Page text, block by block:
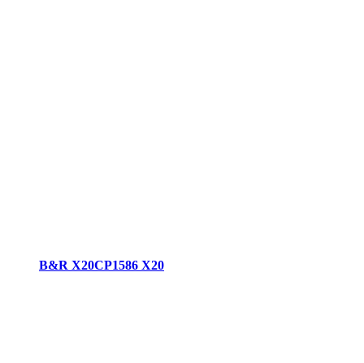
B&R X20CP1586 X20